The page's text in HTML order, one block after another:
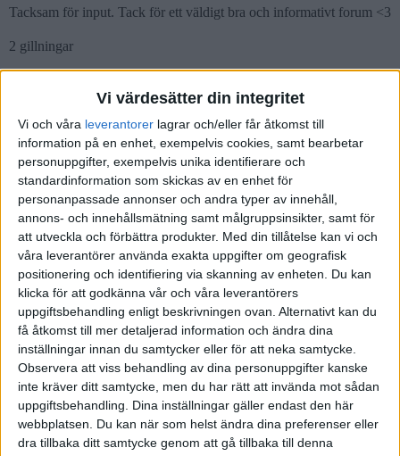
Vi värdesätter din integritet
Vi och våra leverantorer lagrar och/eller får åtkomst till
information på en enhet, exempelvis cookies, samt bearbetar
personuppgifter, exempelvis unika identifierare och
standardinformation som skickas av en enhet för
personanpassade annonser och andra typer av innehåll,
annons- och innehållsmätning samt målgruppsinsikter, samt för
att utveckla och förbättra produkter. Med din tillåtelse kan vi och
våra leverantörer använda exakta uppgifter om geografisk
positionering och identifiering via skanning av enheten. Du kan
klicka för att godkänna vår och våra leverantörers
uppgiftsbehandling enligt beskrivningen ovan. Alternativt kan du
få åtkomst till mer detaljerad information och ändra dina
inställningar innan du samtycker eller för att neka samtycke.
Observera att viss behandling av dina personuppgifter kanske
inte kräver ditt samtycke, men du har rätt att invända mot sådan
uppgiftsbehandling. Dina inställningar gäller endast den här
webbplatsen. Du kan när som helst ändra dina preferenser eller
dra tillbaka ditt samtycke genom att gå tillbaka till denna
Tacksam för input. Tack för ett väldigt bra och informativt forum <3
2 gillningar
Indexmannen 29 Augusti 2023 20:09
Vad som är mest fördelaktigt kan ingen svara på det beror helt på
hur börsen etc utvecklar sig vilket ingen kan säga med 100 procent
säkerhet vi kan få 10 riktigt sura år där medans priserna på
fastigheter också sjunker frågan är då hade du kännt dig bekväm
med 85 procemt belåning om din fastighet sjunker med 40 procent
samtidigt som allt du har ilysaäven det kraschat ner 40 procent
hade du fortsatt med din plan då?
Mycket kring investerande handlar om psykologi och att ha en plan
för hur man reagerar vid sämre tider kan vara bra och ej enbart kolla
på matten.
4 gillningar